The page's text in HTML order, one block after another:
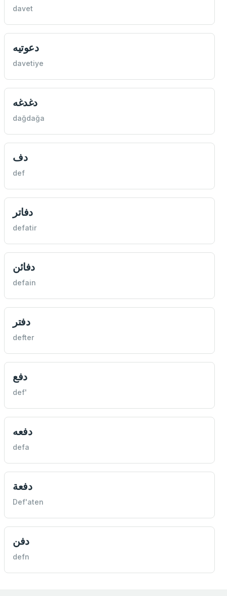
davet
دعوتيه
davetiye
دغدغه
dağdağa
دف
def
دفاتر
defatir
دفائن
defain
دفتر
defter
دفع
def'
دفعه
defa
دفعة
Def'aten
دفن
defn